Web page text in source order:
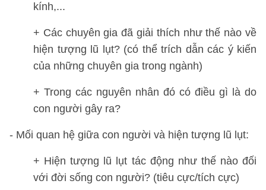
kính,...
+ Các chuyên gia đã giải thích như thế nào về
hiện tượng lũ lụt? (có thể trích dẫn các ý kiến
của những chuyên gia trong ngành)
+ Trong các nguyên nhân đó có điều gì là do
con người gây ra?
- Mối quan hệ giữa con người và hiện tượng lũ lụt:
+ Hiện tượng lũ lụt tác động như thế nào đối
với đời sống con người? (tiêu cực/tích cực)